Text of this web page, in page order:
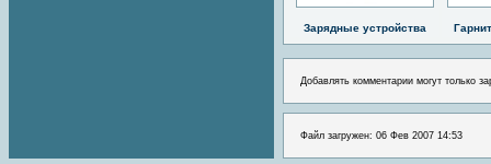
Зарядные устройства
Добавлять комментарии могут только
Файл загружен: 06 Фев 2007 14:53